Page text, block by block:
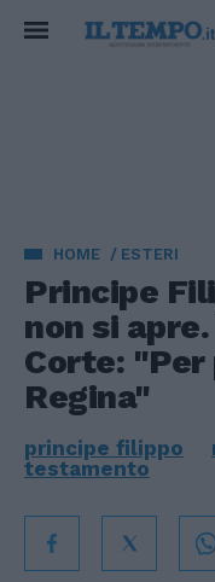
HOME ESTERI
Principe
non si
Corte:
Regina"
principe filippo
testamento